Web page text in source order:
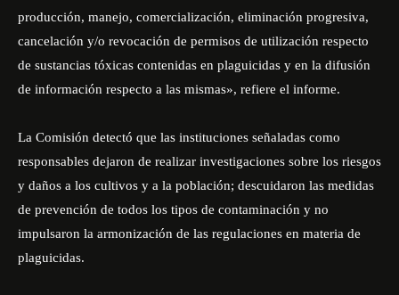
producción, manejo, comercialización, eliminación progresiva,
cancelación y/o revocación de permisos de utilización respecto
de sustancias tóxicas contenidas en plaguicidas y en la difusión
de información respecto a las mismas», refiere el informe.
La Comisión detectó que las instituciones señaladas como
responsables dejaron de realizar investigaciones sobre los riesgos
y daños a los cultivos y a la población; descuidaron las medidas
de prevención de todos los tipos de contaminación y no
impulsaron la armonización de las regulaciones en materia de
plaguicidas.